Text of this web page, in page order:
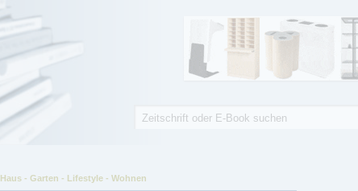
Haus - Garten - Lifestyle - Wohnen